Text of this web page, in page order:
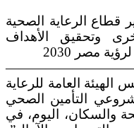
قطاع الرعاية الصحية
وتحقيق الأهداف
مصر 2030
العامة للرعاية
التأمين الصحي
والسكان، اليوم، في